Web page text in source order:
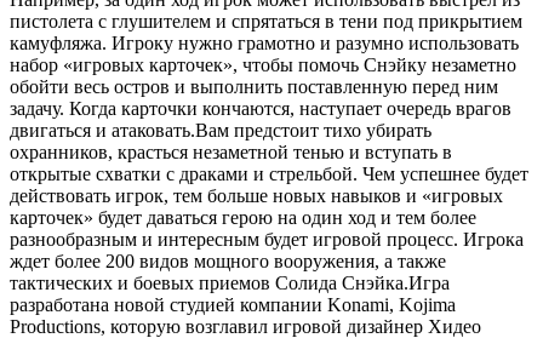
пистолета с глушителем и спрятаться в тени под прикрытием
камуфляжа. Игроку нужно грамотно и разумно использовать
набор «игровых карточек», чтобы помочь Снэйку незаметно
обойти весь остров и выполнить поставленную перед ним
задачу. Когда карточки кончаются, наступает очередь врагов
двигаться и атаковать.Вам предстоит тихо убирать
охранников, красться незаметной тенью и вступать в
открытые схватки с драками и стрельбой. Чем успешнее будет
действовать игрок, тем больше новых навыков и «игровых
карточек» будет даваться герою на один ход и тем более
разнообразным и интересным будет игровой процесс. Игрока
ждет более 200 видов мощного вооружения, а также
тактических и боевых приемов Солида Снэйка.Игра
разработана новой студией компании Konami, Kojima
Productions, которую возглавил игровой дизайнер Хидео